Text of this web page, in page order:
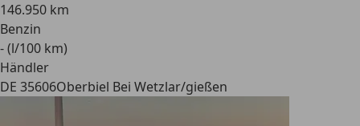
146.950 km
Benzin
- (l/100 km)
Händler
DE 35606Oberbiel Bei Wetzlar/gießen